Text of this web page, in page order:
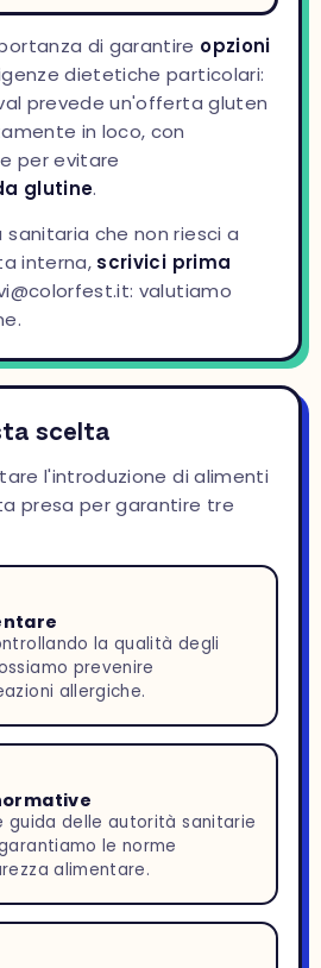
di garantire opzioni
dietetiche particolari:
prevede un'offerta gluten
in loco, con
per evitare
glutine.
sanitaria che non riesci a
interna, scrivici prima
valutiamo
scelta
l'introduzione di alimenti
presa per garantire tre
la qualità degli
prevenire
allergiche.
guida delle autorità sanitarie
le norme
alimentare.